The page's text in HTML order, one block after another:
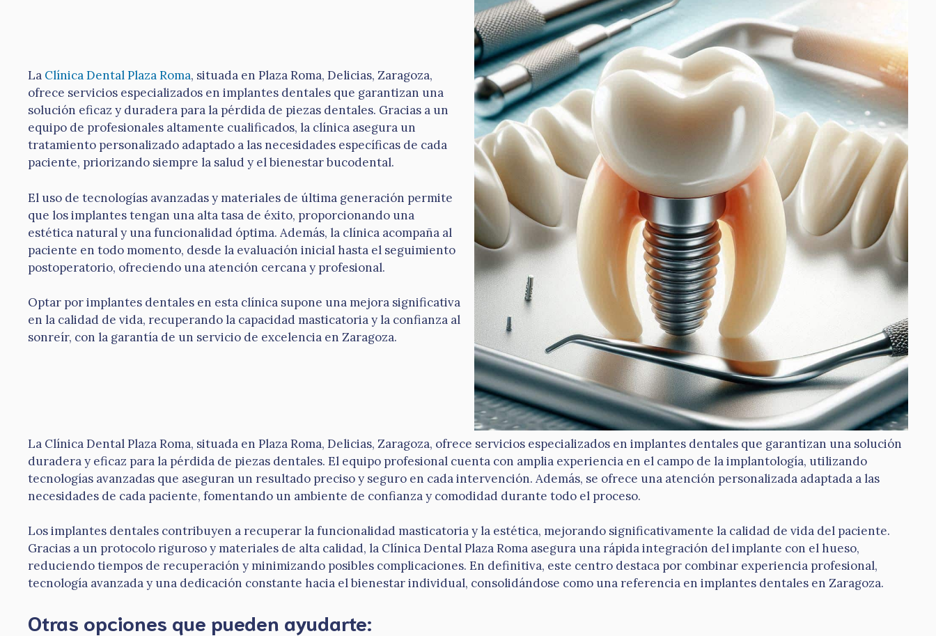
La Clínica Dental Plaza Roma, situada en Plaza Roma, Delicias, Zaragoza,
ofrece servicios especializados en implantes dentales que garantizan una
solución eficaz y duradera para la pérdida de piezas dentales. Gracias a un
equipo de profesionales altamente cualificados, la clínica asegura un
tratamiento personalizado adaptado a las necesidades específicas de cada
paciente, priorizando siempre la salud y el bienestar bucodental.
El uso de tecnologías avanzadas y materiales de última generación permite
que los implantes tengan una alta tasa de éxito, proporcionando una
estética natural y una funcionalidad óptima. Además, la clínica acompaña al
paciente en todo momento, desde la evaluación inicial hasta el seguimiento
postoperatorio, ofreciendo una atención cercana y profesional.
Optar por implantes dentales en esta clínica supone una mejora significativa
en la calidad de vida, recuperando la capacidad masticatoria y la confianza al
sonreír, con la garantía de un servicio de excelencia en Zaragoza.
La Clínica Dental Plaza Roma, situada en Plaza Roma, Delicias, Zaragoza, ofrece servicios especializados en implantes dentales que garantizan una solución
duradera y eficaz para la pérdida de piezas dentales. El equipo profesional cuenta con amplia experiencia en el campo de la implantología, utilizando
tecnologías avanzadas que aseguran un resultado preciso y seguro en cada intervención. Además, se ofrece una atención personalizada adaptada a las
necesidades de cada paciente, fomentando un ambiente de confianza y comodidad durante todo el proceso.
Los implantes dentales contribuyen a recuperar la funcionalidad masticatoria y la estética, mejorando significativamente la calidad de vida del paciente.
Gracias a un protocolo riguroso y materiales de alta calidad, la Clínica Dental Plaza Roma asegura una rápida integración del implante con el hueso,
reduciendo tiempos de recuperación y minimizando posibles complicaciones. En definitiva, este centro destaca por combinar experiencia profesional,
tecnología avanzada y una dedicación constante hacia el bienestar individual, consolidándose como una referencia en implantes dentales en Zaragoza.
Otras opciones que pueden ayudarte: